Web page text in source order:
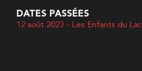
DATES PASSÉES
12 août 2023 - Les Enfants du Lac